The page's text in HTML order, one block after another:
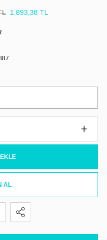
1.893,38 TL
AL